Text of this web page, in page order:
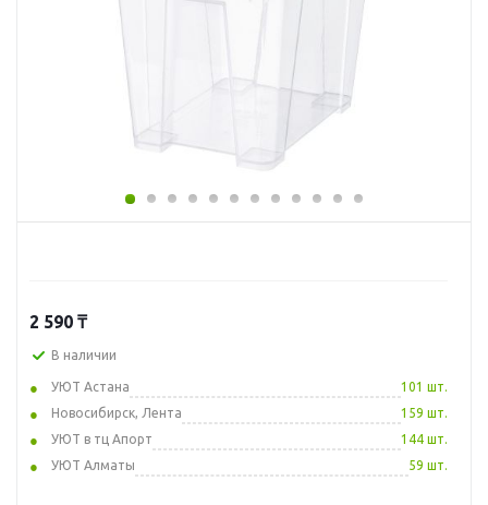
2 590 ₸
В наличии
УЮТ Астана
101 шт.
Новосибирск, Лента
159 шт.
УЮТ в тц Апорт
144 шт.
УЮТ Алматы
59 шт.